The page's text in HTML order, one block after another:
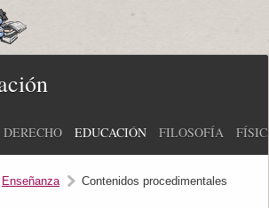
DERECHO EDUCACIÓN FILOSOFÍA
Enseñanza Contenidos procedimentales